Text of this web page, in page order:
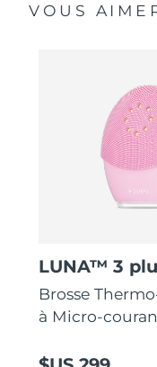
VOUS
LUNA™ 3
Brosse
à Micro-